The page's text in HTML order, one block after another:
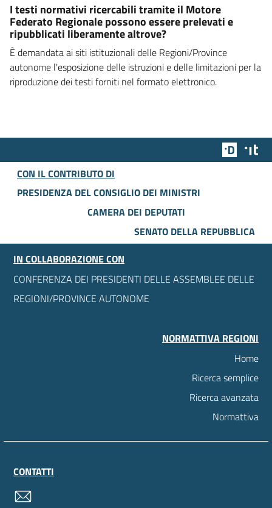
I testi normativi ricercabili tramite il Motore
Federato Regionale possono essere prelevati e
ripubblicati liberamente altrove?
È demandata ai siti istituzionali delle Regioni/Province
autonome l'esposizione delle istruzioni e delle limitazioni per la
riproduzione dei testi forniti nel formato elettronico.
Team
CON IL CONTRIBUTO DI
PRESIDENZA DEL CONSIGLIO DEI MINISTRI
CAMERA DEI DEPUTATI
SENATO DELLA REPUBBLICA
IN COLLABORAZIONE CON
CONFERENZA DEI PRESIDENTI DELLE ASSEMBLEE DELLE
REGIONI/PROVINCE AUTONOME
NORMATTIVA REGIONI
Home
Ricerca semplice
Ricerca avanzata
Normattiva
CONTATTI